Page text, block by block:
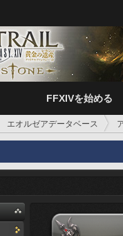
FFXIVを始める
エオルゼアデータベース